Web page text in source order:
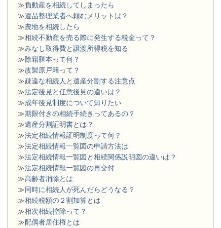
≫負動産を相続してしまったら
≫遺品整理業者へ頼むメリットは？
≫農地を相続したら
≫相続不動産を売る際に発生する税金って？
≫みなし取得費と譲渡所得税を知る
≫除籍謄本って何？
≫改製原戸籍って？
≫疎遠な相続人と遺産分割する注意点
≫法定後見と任意後見の違いは？
≫成年後見制度について知りたい
≫期限付きの相続手続きってあるの？
≫遺産分割証明書とは？
≫法定相続情報証明制度って何？
≫法定相続情報一覧図の申請方法は
≫法定相続情報一覧図と相続関係説明図の違いは？
≫法定相続情報一覧図の再交付
≫高齢者消除とは
≫同時に相続人が死んだらどうなる？
≫相続税額の２割加算とは
≫相次相続控除って？
≫配偶者居住権とは